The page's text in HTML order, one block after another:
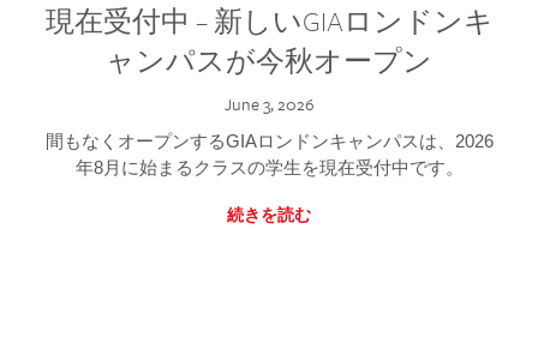
現在受付中 – 新しいGIAロンドンキ
ャンパスが今秋オープン
June 3, 2026
間もなくオープンするGIAロンドンキャンパスは、2026
年8月に始まるクラスの学生を現在受付中です。
続きを読む